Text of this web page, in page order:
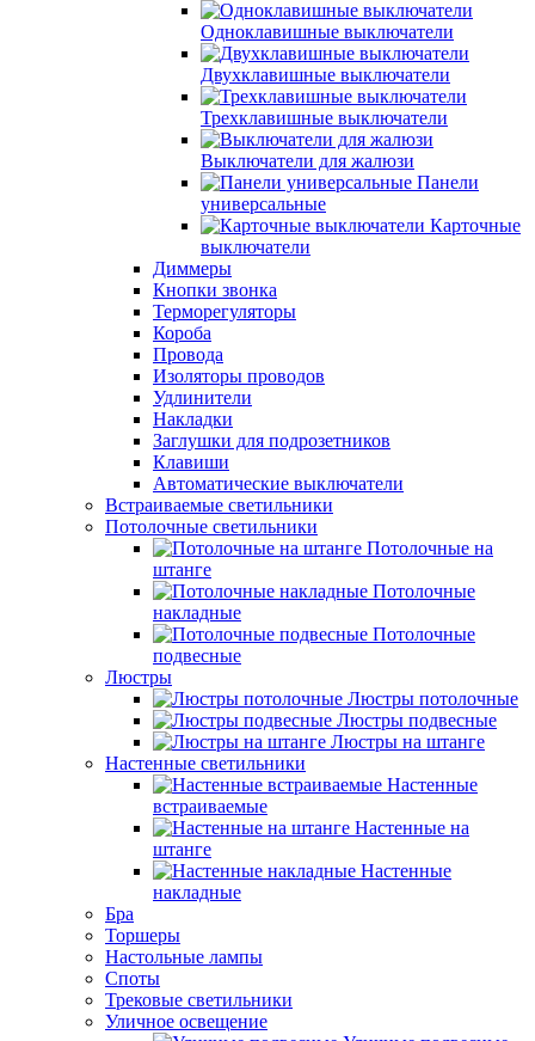
Одноклавишные выключатели
Двухклавишные выключатели
Трехклавишные выключатели
Выключатели для жалюзи
Панели
универсальные
Карточные
выключатели
Диммеры
Кнопки звонка
Терморегуляторы
Короба
Провода
Изоляторы проводов
Удлинители
Накладки
Заглушки для подрозетников
Клавиши
Автоматические выключатели
Встраиваемые светильники
Потолочные светильники
Потолочные на
штанге
Потолочные
накладные
Потолочные
подвесные
Люстры
Люстры потолочные
Люстры подвесные
Люстры на штанге
Настенные светильники
Настенные
встраиваемые
Настенные на
штанге
Настенные
накладные
Бра
Торшеры
Настольные лампы
Споты
Трековые светильники
Уличное освещение